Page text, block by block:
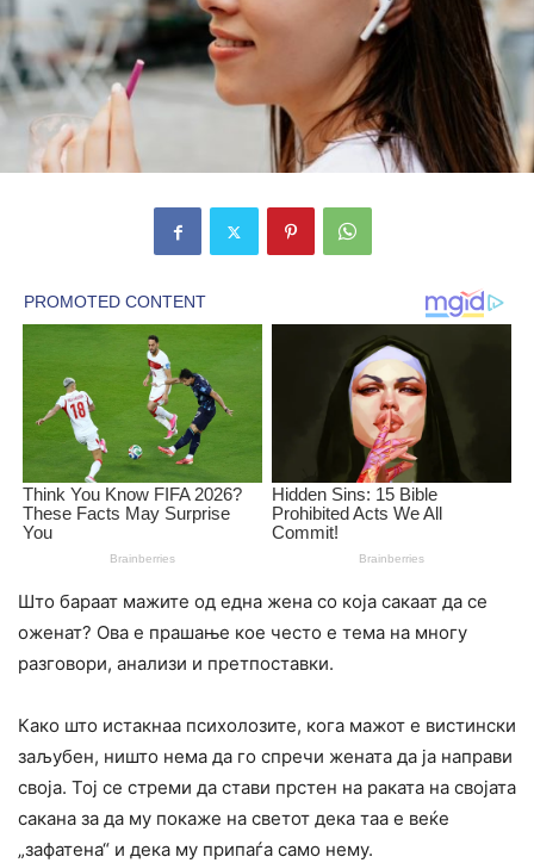
Што бараат мажите од една жена со која сакаат да се
оженат? Ова е прашање кое често е тема на многу
разговори, анализи и претпоставки.
Како што истакнаа психолозите, кога мажот е вистински
заљубен, ништо нема да го спречи жената да ја направи
своја. Тој се стреми да стави прстен на раката на својата
сакана за да му покаже на светот дека таа е веќе
„зафатена“ и дека му припаѓа само нему.